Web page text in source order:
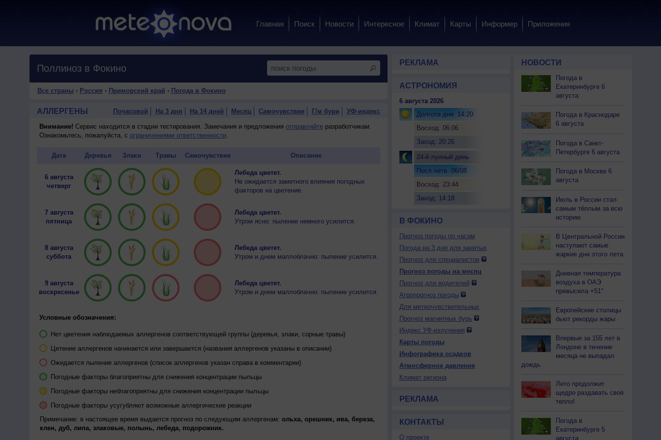
Главная Поиск Новости Интересное Климат Карты Информер Приложения
Поллиноз в Фокино
Все страны › Россия › Приморский край › Погода в Фокино
АЛЛЕРГЕНЫ Почасовой На 3 дня На 14 дней Месяц Самочувствие Г/м бури УФ-индекс
Внимание! Сервис находится в стадии тестирования. Замечания и предложения отправляйтеразработчикам.
Ознакомьтесь, пожалуйста, с ограничениями ответственности.
Дата Деревья Злаки Травы Самочувствие Описание
6 августа
четверг
Лебеда цветет.
Не ожидается заметного влияния погодных
факторов на цветение.
7 августа
пятница
Лебеда цветет.
Утром ясно: пыление немного усилится.
8 августа
суббота
Лебеда цветет.
Утром и днем маллоблачно: пыление усилится.
9 августа
воскресенье
Лебеда цветет.
Утром и днем маллоблачно: пыление усилится.
Условные обозначения:
Нет цветения наблюдаемых аллергенов соответствующей группы (деревья, злаки, сорные травы)
Цетение аллергенов начинается или завершается (названия аллергенов указаны в описании)
Ожидается пыление аллергенов (список аллергенов указан справа в комментарии)
Погодные факторы благоприятны для снижения концентрации пыльцы
Погодные факторы неблагоприятны для снижения концентрации пыльцы
Погодные факторы усугубляют возможные аллергические реакции
Примечание: в настоящее время выдается прогноз по следующим аллергенам: ольха, орешник, ива, береза,
клен, дуб, липа, злаковые, полынь, лебеда, подорожник.
РЕКЛАМА
АСТРОНОМИЯ
6 августа 2026
Долгота дня: 14:20
Восход: 06:06
Заход: 20:26
24-й лунный день
Посл.четв. 06/08
Восход: 23:44
Заход: 14:18
В ФОКИНО
Прогноз погоды по часам
Погода на 3 дня для занятых
Прогноз для специалистов
Прогноз погоды на месяц
Прогноз для водителей
Агропрогноз погоды
Для метеочувствительных
Прогноз магнитных бурь
Индекс УФ-излучения
Карты погоды
Инфографика осадков
Атмосферное давление
Климат региона
РЕКЛАМА
КОНТАКТЫ
О проекте
НОВОСТИ
Погода в
Екатеринбурге 6
августа
Погода в Краснодаре
6 августа
Погода в Санкт-
Петербурге 6 августа
Погода в Москве 6
августа
Июль в России стал
самым тёплым за всю
историю
В Центральной России
наступают самые
жаркие дни этого лета
Дневная температура
воздуха в ОАЭ
превысила +51°
Европейские столицы
бьют рекорды жары
Впервые за 155 лет в
Лондоне в течение
месяца не выпадал
дождь
Лето продолжит
щедро раздавать своё
тепло!
Погода в
Екатеринбурге 5
августа